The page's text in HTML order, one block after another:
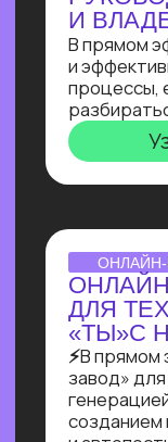
ВЕБИНАР-ОБЗОР
ПРОФЕССИЯ
ИНЖЕНЕР:
ПРОШЛОГО
по промпт-
поделиться
Узнать
ОNLINE-
ПО
Собираем
администратора
за 60 минут!